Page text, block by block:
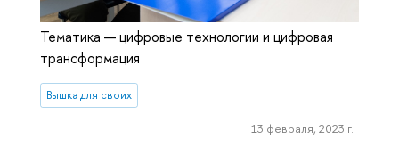
Тематика — цифровые технологии и цифровая
трансформация
Вышка для своих
13 февраля, 2023 г.